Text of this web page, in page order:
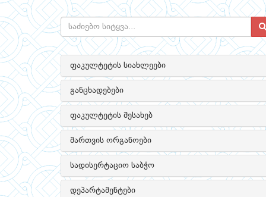
ფაკულტეტის სიახლეები
განცხადებები
ფაკულტეტის შესახებ
მართვის ორგანოები
სადისერტაციო საბჭო
დეპარტამენტები